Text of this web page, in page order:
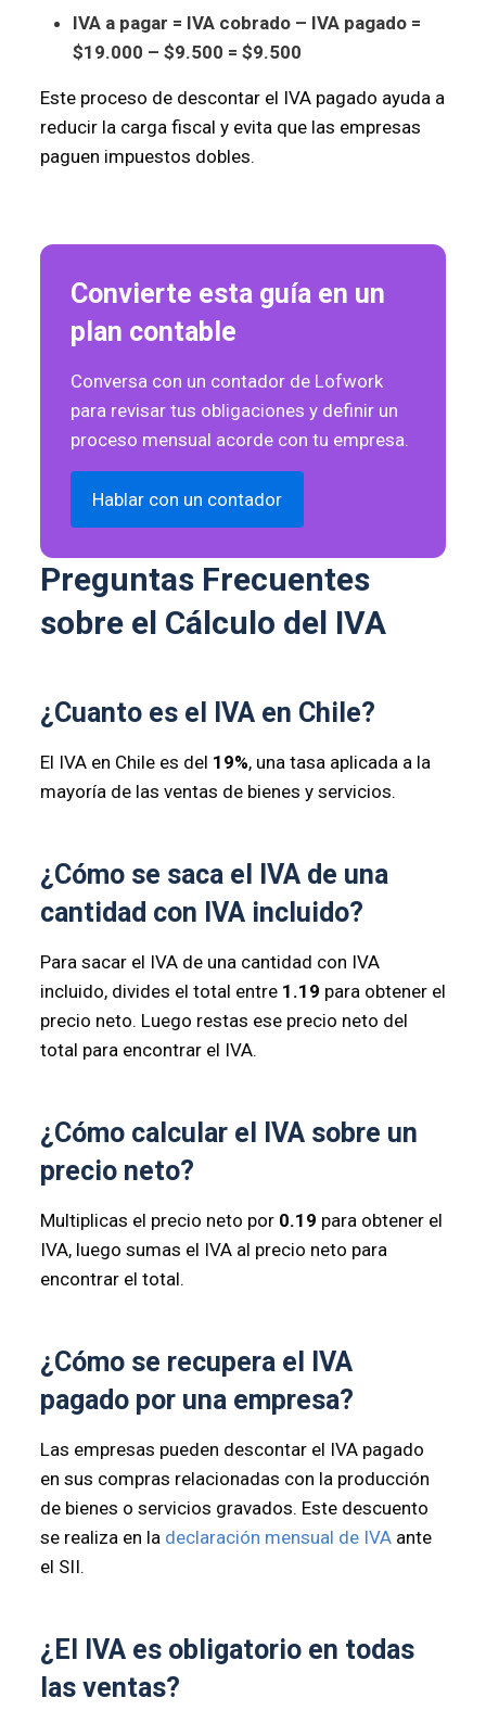
IVA a pagar = IVA cobrado – IVA pagado =
$19.000 – $9.500 = $9.500
Este proceso de descontar el IVA pagado ayuda a
reducir la carga fiscal y evita que las empresas
paguen impuestos dobles.
Convierte esta guía en un
plan contable
Conversa con un contador de Lofwork
para revisar tus obligaciones y definir un
proceso mensual acorde con tu empresa.
Hablar con un contador
Preguntas Frecuentes
sobre el Cálculo del IVA
¿Cuanto es el IVA en Chile?
El IVA en Chile es del 19%, una tasa aplicada a la
mayoría de las ventas de bienes y servicios.
¿Cómo se saca el IVA de una
cantidad con IVA incluido?
Para sacar el IVA de una cantidad con IVA
incluido, divides el total entre 1.19 para obtener el
precio neto. Luego restas ese precio neto del
total para encontrar el IVA.
¿Cómo calcular el IVA sobre un
precio neto?
Multiplicas el precio neto por 0.19 para obtener el
IVA, luego sumas el IVA al precio neto para
encontrar el total.
¿Cómo se recupera el IVA
pagado por una empresa?
Las empresas pueden descontar el IVA pagado
en sus compras relacionadas con la producción
de bienes o servicios gravados. Este descuento
se realiza en la declaración mensual de IVAante
el SII.
¿El IVA es obligatorio en todas
las ventas?